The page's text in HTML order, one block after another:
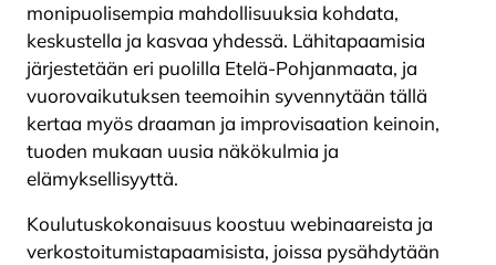
monipuolisempia mahdollisuuksia kohdata,
keskustella ja kasvaa yhdessä. Lähitapaamisia
järjestetään eri puolilla Etelä-Pohjanmaata, ja
vuorovaikutuksen teemoihin syvennytään tällä
kertaa myös draaman ja improvisaation keinoin,
tuoden mukaan uusia näkökulmia ja
elämyksellisyyttä.
Koulutuskokonaisuus koostuu webinaareista ja
verkostoitumistapaamisista, joissa pysähdytään